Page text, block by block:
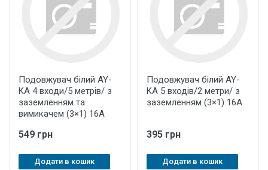
Подовжувач білий AY-
KA 4 входи/5 метрів/ з
заземленням та
вимикачем (3×1) 16А
549 грн
Додати в кошик
Подовжувач білий AY-
KA 5 входів/2 метри/ з
заземленням (3×1) 16А
395 грн
Додати в кошик